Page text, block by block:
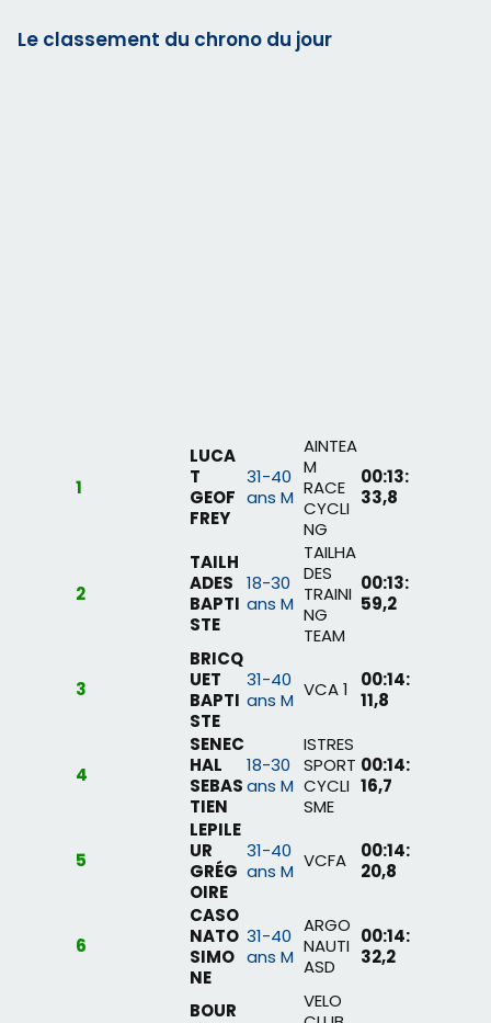
Le classement du chrono du jour
1
LUCA
T
GEOF
FREY
31-40
ans M
AINTEA
M
RACE
CYCLI
NG
00:13:
33,8
2
TAILH
ADES
BAPTI
STE
18-30
ans M
TAILHA
DES
TRAINI
NG
TEAM
00:13:
59,2
3
BRICQ
UET
BAPTI
STE
31-40
ans M VCA 1
00:14:
11,8
4
SENEC
HAL
SEBAS
TIEN
18-30
ans M
ISTRES
SPORT
CYCLI
SME
00:14:
16,7
5
LEPILE
UR
GRÉG
OIRE
31-40
ans M VCFA
00:14:
20,8
6
CASO
NATO
SIMO
NE
31-40
ans M
ARGO
NAUTI
ASD
00:14:
32,2
BOUR
VELO